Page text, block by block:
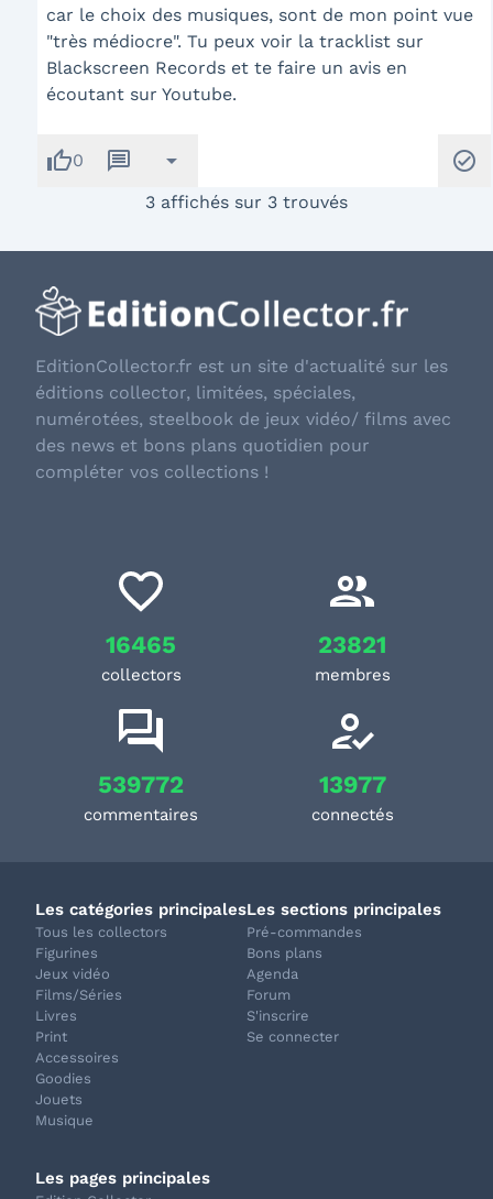
car le choix des musiques, sont de mon point vue
"très médiocre". Tu peux voir la tracklist sur
Blackscreen Records et te faire un avis en
écoutant sur Youtube.
thumb_up0 message arrow_drop_down check_circle
3 affichés sur 3 trouvés
EditionCollector.fr est un site d'actualité sur les
éditions collector, limitées, spéciales,
numérotées, steelbook de jeux vidéo/ films avec
des news et bons plans quotidien pour
compléter vos collections !
16465
collectors
23821
membres
539772
commentaires
13977
connectés
Les catégories principales
Tous les collectors
Figurines
Jeux vidéo
Films/Séries
Livres
Print
Accessoires
Goodies
Jouets
Musique
Les sections principales
Pré-commandes
Bons plans
Agenda
Forum
S'inscrire
Se connecter
Les pages principales